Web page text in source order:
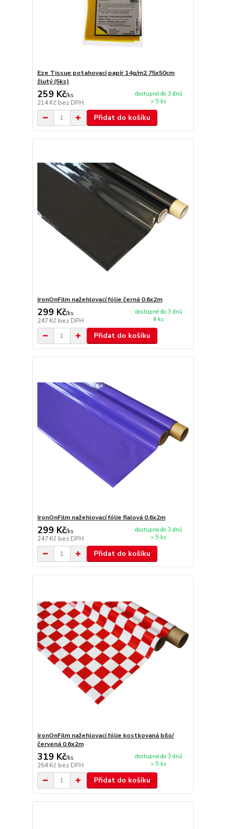
Eze Tissue potahovací papír 14g/m2 75x50cm
žlutý (5ks)
259 Kč/ks
214 Kč bez DPH
dostupné do 3 dnů
> 5 ks
Přidat do košíku
IronOnFilm nažehlovací fólie černá 0.6x2m
299 Kč/ks
247 Kč bez DPH
dostupné do 3 dnů
4 ks
Přidat do košíku
IronOnFilm nažehlovací fólie fialová 0.6x2m
299 Kč/ks
247 Kč bez DPH
dostupné do 3 dnů
> 5 ks
Přidat do košíku
IronOnFilm nažehlovací fólie kostkovaná bílo/
červená 0.6x2m
319 Kč/ks
264 Kč bez DPH
dostupné do 3 dnů
> 5 ks
Přidat do košíku